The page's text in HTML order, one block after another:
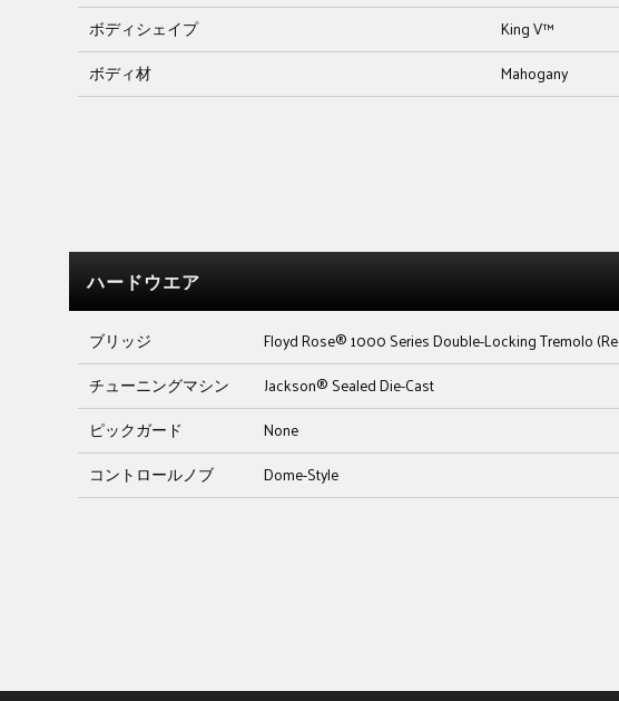
ボディシェイプ
King V™
ボディ材
Mahogany
ハードウエア
ブリッジ
Floyd Rose® 1000 Series Double-Locking Tremolo
チューニングマシン
Jackson® Sealed Die-Cast
ピックガード
None
コントロールノブ
Dome-Style